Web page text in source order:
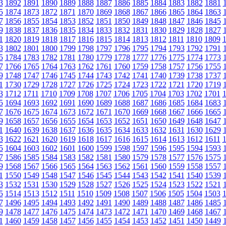
1892 1891 1890 1889 1888 1887 1886 1885 1884 1883 1882 1881
1874 1873 1872 1871 1870 1869 1868 1867 1866 1865 1864 1863
1856 1855 1854 1853 1852 1851 1850 1849 1848 1847 1846 1845
1838 1837 1836 1835 1834 1833 1832 1831 1830 1829 1828 1827
1820 1819 1818 1817 1816 1815 1814 1813 1812 1811 1810 1809
1802 1801 1800 1799 1798 1797 1796 1795 1794 1793 1792 1791
1784 1783 1782 1781 1780 1779 1778 1777 1776 1775 1774 1773
1766 1765 1764 1763 1762 1761 1760 1759 1758 1757 1756 1755
1748 1747 1746 1745 1744 1743 1742 1741 1740 1739 1738 1737
1730 1729 1728 1727 1726 1725 1724 1723 1722 1721 1720 1719
1712 1711 1710 1709 1708 1707 1706 1705 1704 1703 1702 1701
1694 1693 1692 1691 1690 1689 1688 1687 1686 1685 1684 1683
1676 1675 1674 1673 1672 1671 1670 1669 1668 1667 1666 1665
1658 1657 1656 1655 1654 1653 1652 1651 1650 1649 1648 1647
1640 1639 1638 1637 1636 1635 1634 1633 1632 1631 1630 1629
1622 1621 1620 1619 1618 1617 1616 1615 1614 1613 1612 1611
1604 1603 1602 1601 1600 1599 1598 1597 1596 1595 1594 1593
1586 1585 1584 1583 1582 1581 1580 1579 1578 1577 1576 1575
1568 1567 1566 1565 1564 1563 1562 1561 1560 1559 1558 1557
1550 1549 1548 1547 1546 1545 1544 1543 1542 1541 1540 1539
1532 1531 1530 1529 1528 1527 1526 1525 1524 1523 1522 1521
1514 1513 1512 1511 1510 1509 1508 1507 1506 1505 1504 1503
1496 1495 1494 1493 1492 1491 1490 1489 1488 1487 1486 1485
1478 1477 1476 1475 1474 1473 1472 1471 1470 1469 1468 1467
1460 1459 1458 1457 1456 1455 1454 1453 1452 1451 1450 1449